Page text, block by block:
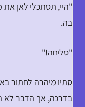
"היי, תסתכלי לאן
בה.
"סליחה!"
סתיו מיהרה לחתור
בדרכה, אך הדבר לא